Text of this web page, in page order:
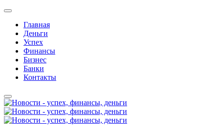
Главная
Деньги
Успех
Финансы
Бизнес
Банки
Контакты